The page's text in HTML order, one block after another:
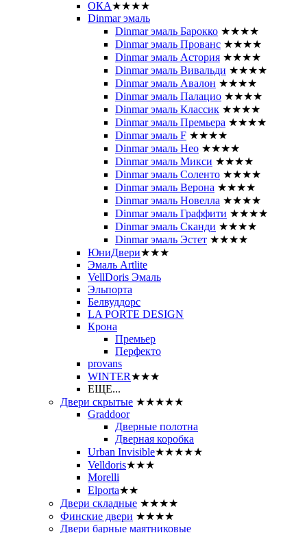
ОКА★★★★
Dinmar эмаль
Dinmar эмаль Барокко ★★★★
Dinmar эмаль Прованс ★★★★
Dinmar эмаль Астория ★★★★
Dinmar эмаль Вивальди ★★★★
Dinmar эмаль Авалон ★★★★
Dinmar эмаль Палацио ★★★★
Dinmar эмаль Классик ★★★★
Dinmar эмаль Премьера ★★★★
Dinmar эмаль F ★★★★
Dinmar эмаль Нео ★★★★
Dinmar эмаль Микси ★★★★
Dinmar эмаль Соленто ★★★★
Dinmar эмаль Верона ★★★★
Dinmar эмаль Новелла ★★★★
Dinmar эмаль Граффити ★★★★
Dinmar эмаль Сканди ★★★★
Dinmar эмаль Эстет ★★★★
ЮниДвери★★★
Эмаль Artlite
VellDoris Эмаль
Эльпорта
Белвуддорс
LA PORTE DESIGN
Крона
Премьер
Перфекто
provans
WINTER★★★
ЕЩЕ...
Двери скрытые ★★★★★
Graddoor
Дверные полотна
Дверная коробка
Urban Invisible★★★★★
Velldoris★★★
Morelli
Elporta★★
Двери складные ★★★★
Финские двери ★★★★
Двери барные маятниковые